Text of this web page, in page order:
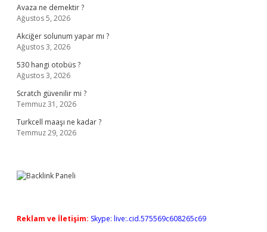
Avaza ne demektir ?
Ağustos 5, 2026
Akciğer solunum yapar mı ?
Ağustos 3, 2026
530 hangi otobüs ?
Ağustos 3, 2026
Scratch güvenilir mi ?
Temmuz 31, 2026
Turkcell maaşı ne kadar ?
Temmuz 29, 2026
Reklam ve İletişim: Skype: live:.cid.575569c608265c69